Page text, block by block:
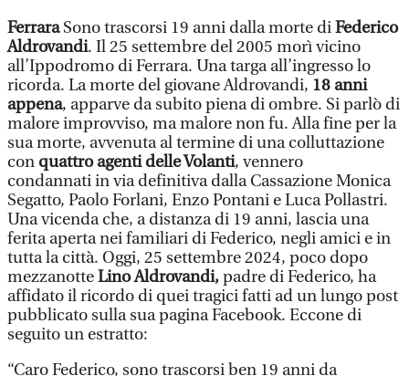
FerraraSono trascorsi 19 anni dalla morte diFederico
Aldrovandi. Il 25 settembre del 2005 morì vicino
all’Ippodromo di Ferrara. Una targa all’ingresso lo
ricorda. La morte del giovane Aldrovandi, 18 anni
appena, apparve da subito piena di ombre. Si parlò di
malore improvviso, ma malore non fu. Alla fine per la
sua morte, avvenuta al termine di una colluttazione
con quattro agenti delle Volanti, vennero
condannati in via definitiva dalla Cassazione Monica
Segatto, Paolo Forlani, Enzo Pontani e Luca Pollastri.
Una vicenda che, a distanza di 19 anni, lascia una
ferita aperta nei familiari di Federico, negli amici e in
tutta la città. Oggi, 25 settembre 2024, poco dopo
mezzanotteLino Aldrovandi,padre di Federico, ha
affidato il ricordo di quei tragici fatti ad un lungo post
pubblicato sulla sua pagina Facebook. Eccone di
seguito un estratto:
“Caro Federico, sono trascorsi ben 19 anni da